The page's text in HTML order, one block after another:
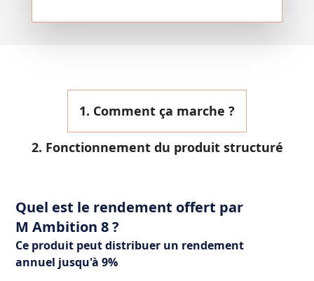
1. Comment ça marche ?
2. Fonctionnement du produit structuré
Quel est le rendement offert par
M Ambition 8 ?
Ce produit peut distribuer un rendement
annuel jusqu'à 9%